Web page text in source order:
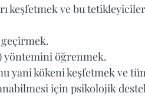
keşfetmek ve bu
geçirmek.
yöntemini öğrenmek.
yani kökeni keşfetmek ve
için psikolojik